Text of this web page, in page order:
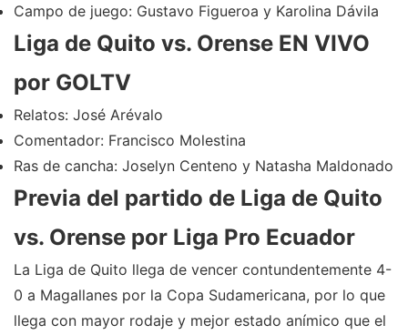
Campo de juego: Gustavo Figueroa y Karolina Dávila
Liga de Quito vs. Orense EN VIVO
por GOLTV
Relatos: José Arévalo
Comentador: Francisco Molestina
Ras de cancha: Joselyn Centeno y Natasha Maldonado
Previa del partido de Liga de Quito
vs. Orense por Liga Pro Ecuador
La Liga de Quito llega de vencer contundentemente 4-
0 a Magallanes por la Copa Sudamericana, por lo que
llega con mayor rodaje y mejor estado anímico que el